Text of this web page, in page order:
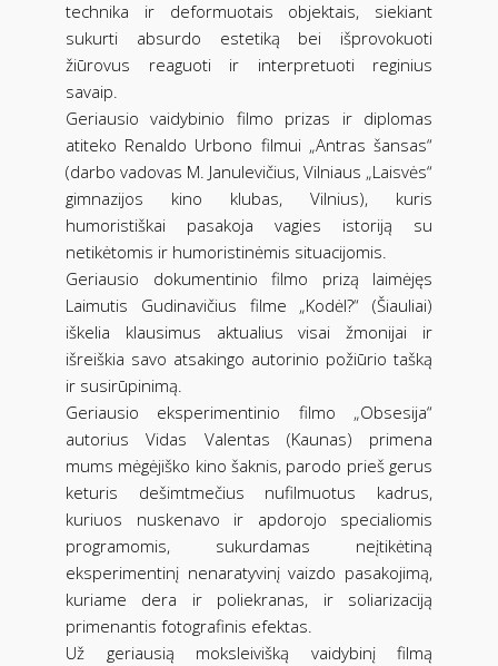
technika ir deformuotais objektais, siekiant
sukurti absurdo estetiką bei išprovokuoti
žiūrovus reaguoti ir interpretuoti reginius
savaip.
Geriausio vaidybinio filmo prizas ir diplomas
atiteko Renaldo Urbono filmui „Antras šansas“
(darbo vadovas M. Janulevičius, Vilniaus „Laisvės“
gimnazijos kino klubas, Vilnius), kuris
humoristiškai pasakoja vagies istoriją su
netikėtomis ir humoristinėmis situacijomis.
Geriausio dokumentinio filmo prizą laimėjęs
Laimutis Gudinavičius filme „Kodėl?“ (Šiauliai)
iškelia klausimus aktualius visai žmonijai ir
išreiškia savo atsakingo autorinio požiūrio tašką
ir susirūpinimą.
Geriausio eksperimentinio filmo „Obsesija“
autorius Vidas Valentas (Kaunas) primena
mums mėgėjiško kino šaknis, parodo prieš gerus
keturis dešimtmečius nufilmuotus kadrus,
kuriuos nuskenavo ir apdorojo specialiomis
programomis, sukurdamas neįtikėtiną
eksperimentinį nenaratyvinį vaizdo pasakojimą,
kuriame dera ir poliekranas, ir soliarizaciją
primenantis fotografinis efektas.
Už geriausią moksleivišką vaidybinį filmą